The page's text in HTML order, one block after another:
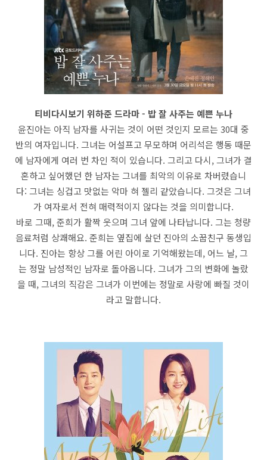
티비다시보기 위하준 드라마 - 밥 잘 사주는 예쁜 누나
윤진아는 아직 남자를 사귀는 것이 어떤 것인지 모르는 30대 중
반의 여자입니다. 그녀는 어설프고 무모하며 어리석은 행동 때문
에 남자에게 여러 번 차인 적이 있습니다. 그리고 다시, 그녀가 결
혼하고 싶어했던 한 남자는 그녀를 최악의 이유로 차버렸습니
다: 그녀는 싱겁고 맛없는 악마 혀 젤리 같았습니다. 그것은 그녀
가 여자로서 전혀 매력적이지 않다는 것을 의미합니다.
바로 그때, 준희가 활짝 웃으며 그녀 앞에 나타납니다. 그는 청량
음료처럼 상쾌해요. 준희는 옆집에 살던 진아의 소꿉친구 동생입
니다. 진아는 항상 그를 어린 아이로 기억해왔는데, 어느 날, 그
는 정말 남성적인 남자로 돌아옵니다. 그녀가 그의 변화에 놀랐
을 때, 그녀의 직감은 그녀가 이번에는 정말로 사랑에 빠질 것이
라고 말합니다.